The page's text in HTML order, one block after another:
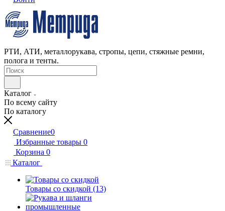
РТИ, АТИ, металлорукава, стропы, цепи, стяжные ремни,
полога и тенты.
Каталог
По всему сайту
По каталогу
Сравнение0
Избранные товары 0
Корзина 0
Каталог
Товары со скидкой (13)